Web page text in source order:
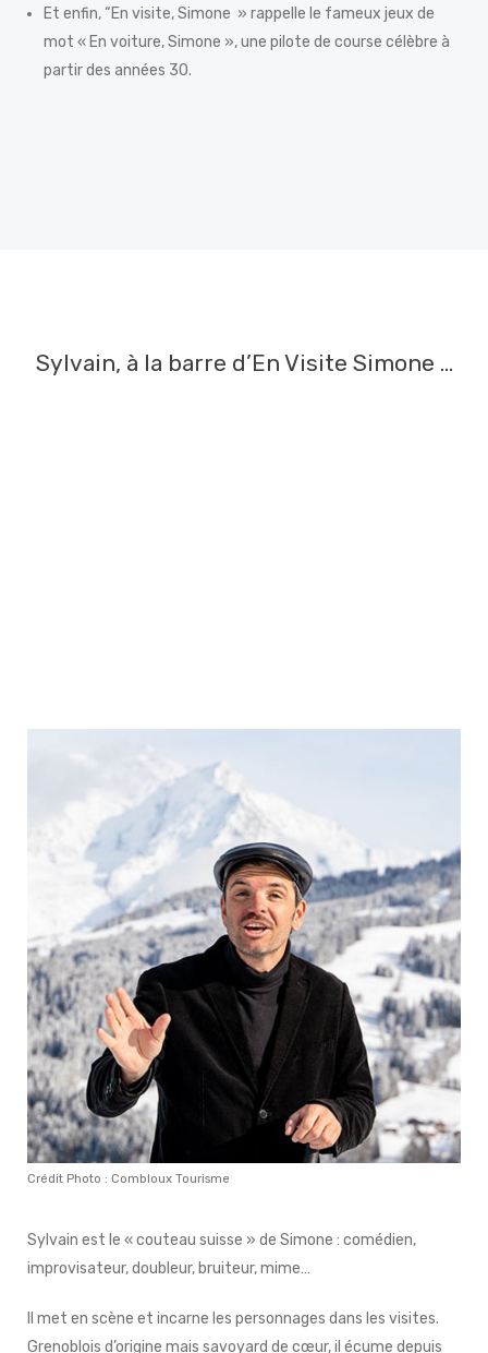
Et enfin, “En visite, Simone » rappelle le fameux jeux de
mot « En voiture, Simone », une pilote de course célèbre à
partir des années 30.
Sylvain, à la barre d’En Visite Simone …
Crédit Photo : Combloux Tourisme
Sylvain est le « couteau suisse » de Simone : comédien,
improvisateur, doubleur, bruiteur, mime…
Il met en scène et incarne les personnages dans les visites.
Grenoblois d’origine mais savoyard de cœur, il écume depuis